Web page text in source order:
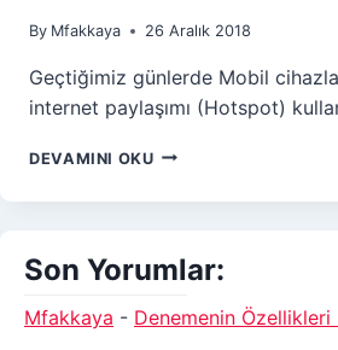
By Mfakkaya 26 Aralık 2018
Geçtiğimiz günlerde Mobil
internet paylaşımı (Hotspot)
DEVAMINI OKU MOBIL
PAYLAŞIMI
SON
Son Yorumlar:
Mfakkaya - Denemenin Özellikleri